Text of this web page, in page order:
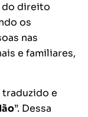
do direito
os
nas
e familiares,
e
”. Dessa